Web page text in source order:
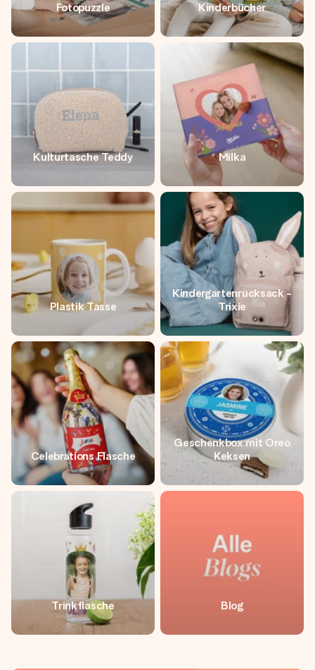
Fotopuzzle Kinderbücher
Kulturtasche Teddy Milka
Plastik Tasse
Kindergartenrucksack -
Trixie
Celebrations Flasche
Geschenkbox mit Oreo
Keksen
Trinkflasche Blog